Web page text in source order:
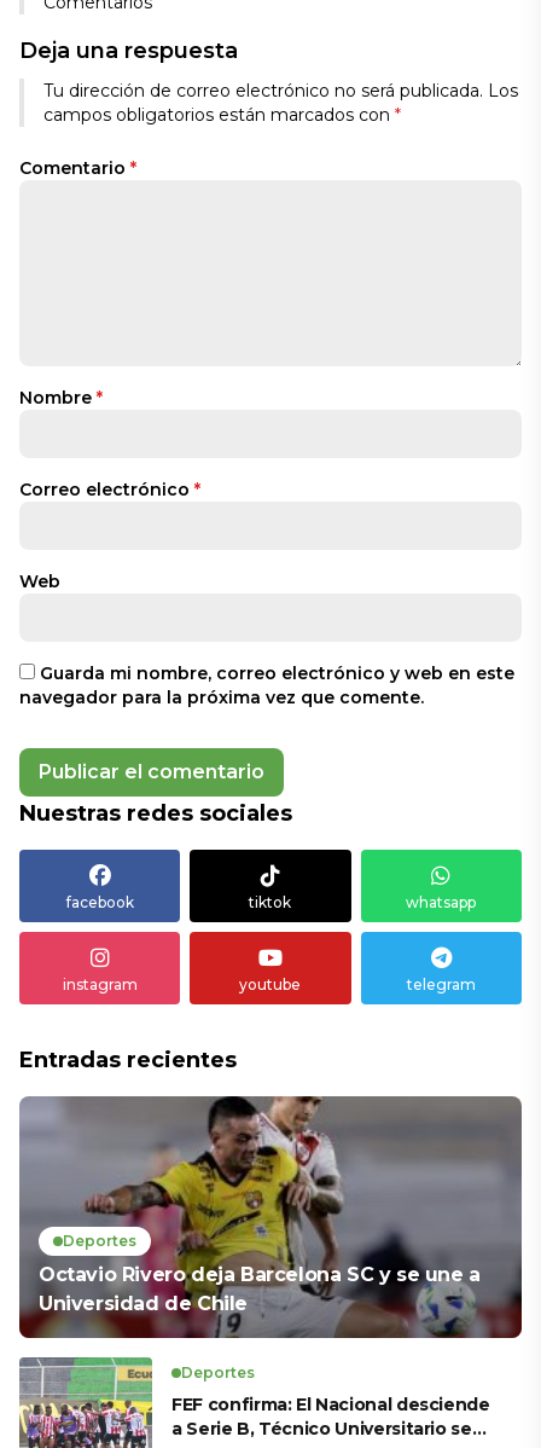
Deja una respuesta
Tu dirección de correo electrónico no será publicada. Los
campos obligatorios están marcados con *
Comentario *
Nombre *
Correo electrónico *
Web
Guarda mi nombre, correo electrónico y web en este
navegador para la próxima vez que comente.
Alternative:
Nuestras redes sociales
facebook tiktok whatsapp
instagram youtube telegram
Entradas recientes
Deportes
Octavio Rivero deja Barcelona SC y se une a
Universidad de Chile
Deportes
FEF confirma: El Nacional desciende
a Serie B, Técnico Universitario se